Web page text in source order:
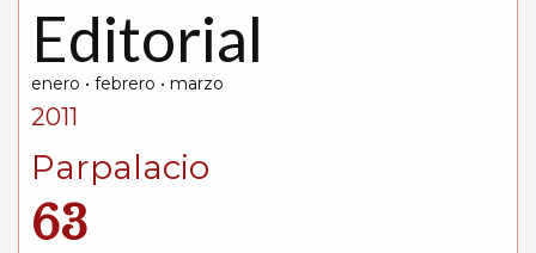
Editorial
enero • febrero • marzo
2011
Parpalacio
63